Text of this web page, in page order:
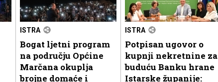
ISTRA
Bogat ljetni program
na području Općine
Marčana okuplja
brojne domaće i
ISTRA
Potpisan ugovor o
kupnji nekretnine za
buduću Banku hrane
Istarske županije: